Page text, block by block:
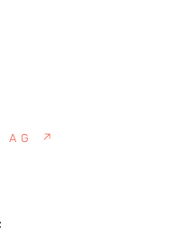
AG
↗